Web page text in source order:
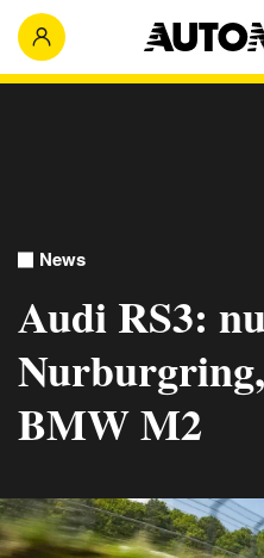
News
Audi RS3:
BMW M2